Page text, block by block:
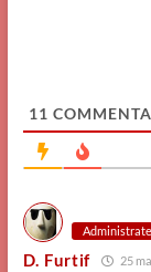
11
D. Furtif 25